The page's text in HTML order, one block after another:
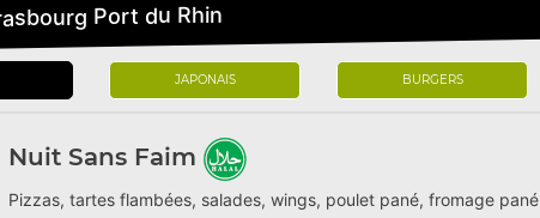
Port du Rhin
JAPONAIS BURGERS
Nuit Sans Faim
Pizzas, tartes flambées, salades, wings, poulet pané, fromage pané